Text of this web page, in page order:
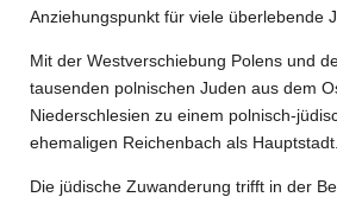
Anziehungspunkt für viele überlebende
Mit der Westverschiebung Polens und
tausenden polnischen Juden aus dem
Niederschlesien zu einem polnisch-
ehemaligen Reichenbach als Hauptstadt.
Die jüdische Zuwanderung trifft in der